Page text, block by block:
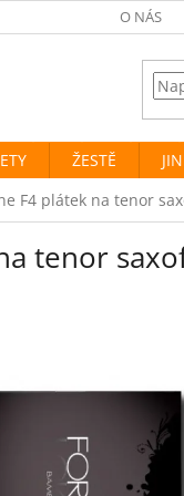
O NÁS
ŽESTĚ
F4 plátek na tenor
tenor